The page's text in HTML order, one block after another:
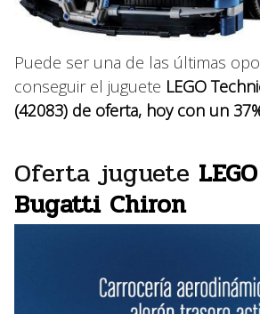
Puede ser una de las últimas
conseguir el juguete LEGO
(42083) de oferta, hoy con un
Oferta juguete
Bugatti Chiron